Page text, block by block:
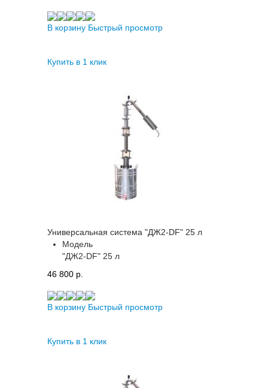
В корзину Быстрый просмотр
Купить в 1 клик
Универсальная система "ДЖ2-DF" 25 л
Модель
"ДЖ2-DF" 25 л
46 800 p.
В корзину Быстрый просмотр
Купить в 1 клик